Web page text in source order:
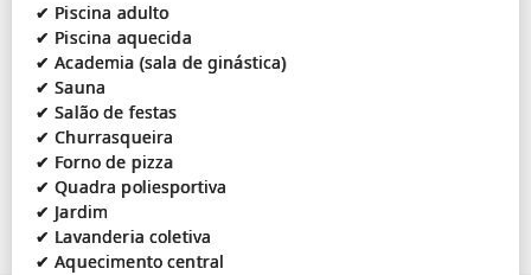
✔ Piscina adulto
✔ Piscina aquecida
✔ Academia (sala de ginástica)
✔ Sauna
✔ Salão de festas
✔ Churrasqueira
✔ Forno de pizza
✔ Quadra poliesportiva
✔ Jardim
✔ Lavanderia coletiva
✔ Aquecimento central